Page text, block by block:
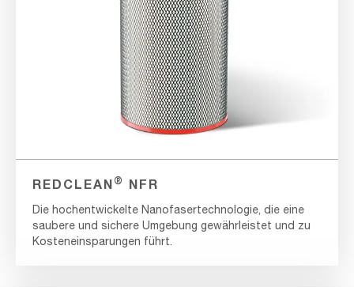
REDCLEAN ® NFR
Die hochentwickelte Nanofasertechnologie, die eine
saubere und sichere Umgebung gewährleistet und zu
Kosteneinsparungen führt.